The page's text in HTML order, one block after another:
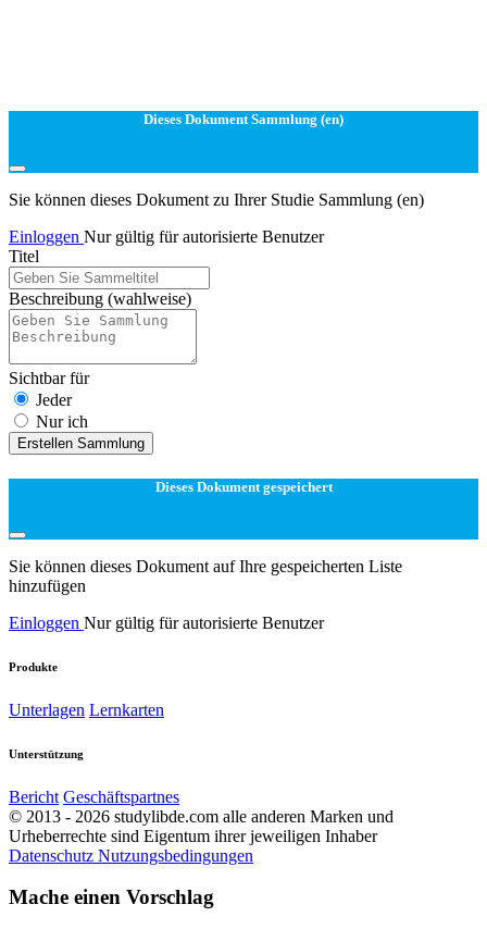
Dieses Dokument Sammlung (en)
Sie können dieses Dokument zu Ihrer Studie Sammlung (en)
Einloggen Nur gültig für autorisierte Benutzer
Titel
Beschreibung (wahlweise)
Sichtbar für
Jeder
Nur ich
Erstellen Sammlung
Dieses Dokument gespeichert
Sie können dieses Dokument auf Ihre gespeicherten Liste
hinzufügen
Einloggen Nur gültig für autorisierte Benutzer
Produkte
Unterlagen Lernkarten
Unterstützung
Bericht Geschäftspartnes
© 2013 - 2026 studylibde.com alle anderen Marken und
Urheberrechte sind Eigentum ihrer jeweiligen Inhaber
Datenschutz Nutzungsbedingungen
Mache einen Vorschlag